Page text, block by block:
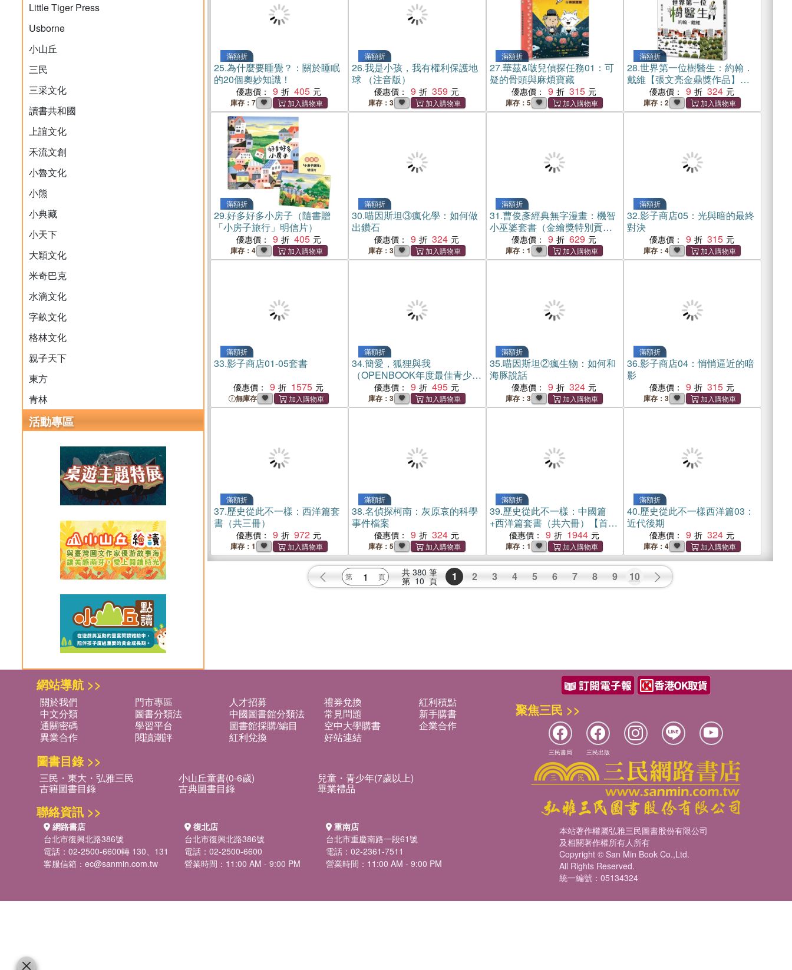
Little Tiger Press
Usborne
小山丘
三民
三采文化
讀書共和國
上誼文化
禾流文創
小魯文化
小熊
小典藏
小天下
大穎文化
米奇巴克
水滴文化
字畝文化
格林文化
親子天下
東方
青林
活動專區
滿額折
25.為什麼要睡覺？：關於睡眠
的20個奧妙知識！
優惠價： 9 405
庫存：7
滿額折
26.我是小孩，我有權利保護地
球 （注音版）
優惠價： 9 359
庫存：3
滿額折
27.華茲&啵兒偵探任務01：可
疑的骨頭與麻煩寶藏
優惠價： 9 315
庫存：5
滿額折
28.世界第一位樹醫生：約翰．
戴維【張文亮金鼎獎作品】
（全新書封版）
優惠價： 9 324
庫存：2
滿額折
29.好多好多小房子（隨書贈
「小房子旅行」明信片）
優惠價： 9 405
庫存：4
滿額折
30.喵因斯坦③瘋化學：如何做
出鑽石
優惠價： 9 324
庫存：3
滿額折
31.曹俊彥經典無字漫畫：機智
小巫婆套書（金繪獎特別貢獻
獎慶功版）【看圖說故事．套
書共3集，加贈遊戲牌卡、貼
紙】
優惠價： 9 629
庫存：1
滿額折
32.影子商店05：光與暗的最終
對決
優惠價： 9 315
庫存：4
滿額折
33.影子商店01-05套書
優惠價： 9 1575
無庫存
滿額折
34.簡愛，狐狸與我
（OPENBOOK年度最佳青少年
圖書獎）優惠價： 9 495
庫存：3
滿額折
35.喵因斯坦②瘋生物：如何和
海豚說話
優惠價： 9 324
庫存：3
滿額折
36.影子商店04：悄悄逼近的暗
影
優惠價： 9 315
庫存：3
滿額折
37.歷史從此不一樣：西洋篇套
書（共三冊）
優惠價： 9 972
庫存：1
滿額折
38.名偵探柯南：灰原哀的科學
事件檔案
優惠價： 9 324
庫存：5
滿額折
39.歷史從此不一樣：中國篇
+西洋篇套書（共六冊）【首刷
限量贈：酷炫歷史人物透卡三
張，兩組隨機出貨】
優惠價： 9 1944
庫存：1
滿額折
40.歷史從此不一樣西洋篇03：
近代後期
優惠價： 9 324
庫存：4
共 380 筆
第 10 頁 1 2 3 4 5 6 7 8 9 10
網站導航 >>
關於我們 門市專區 人才招募 禮券兌換
紅利積點
中文分類
圖書分類法 中國圖書館分類法 常見問題
新手購書
通關密碼
學習平台 圖書館採購/編目 空中大學購書
企業合作
異業合作
閱讀潮評 紅利兌換 好站連結
圖書目錄 >>
三民・東大・弘雅三民 小山丘童書(0-6歲) 兒童・青少年(7歲以上)
古籍圖書目錄 古典圖書目錄 畢業禮品
聯絡資訊 >>
網路書店
台北市復興北路386號
電話：02-2500-6600轉 130、131
客服信箱： ec@sanmin.com.tw
復北店
台北市復興北路386號
電話：02-2500-6600
營業時間：11:00 AM - 9:00 PM
重南店
台北市重慶南路一段61號
電話：02-2361-7511
營業時間：11:00 AM - 9:00 PM
聚焦三民 >>
三民書局 三民出版
本站著作權屬弘雅三民圖書股份有限公司
及相關著作權所有人所有
Copyright © San Min Book Co.,Ltd.
All Rights Reserved.
統一編號：05134324